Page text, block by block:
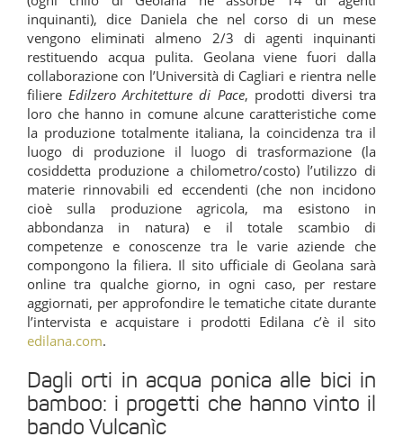
inquinanti), dice Daniela che nel corso di un mese
vengono eliminati almeno 2/3 di agenti inquinanti
restituendo acqua pulita. Geolana viene fuori dalla
collaborazione con l’Università di Cagliari e rientra nelle
filiere Edilzero Architetture di Pace, prodotti diversi tra
loro che hanno in comune alcune caratteristiche come
la produzione totalmente italiana, la coincidenza tra il
luogo di produzione il luogo di trasformazione (la
cosiddetta produzione a chilometro/costo) l’utilizzo di
materie rinnovabili ed eccendenti (che non incidono
cioè sulla produzione agricola, ma esistono in
abbondanza in natura) e il totale scambio di
competenze e conoscenze tra le varie aziende che
compongono la filiera. Il sito ufficiale di Geolana sarà
online tra qualche giorno, in ogni caso, per restare
aggiornati, per approfondire le tematiche citate durante
l’intervista e acquistare i prodotti Edilana c’è il sito
edilana.com.
Dagli orti in acqua ponica alle bici in
bamboo: i progetti che hanno vinto il
bando Vulcanìc